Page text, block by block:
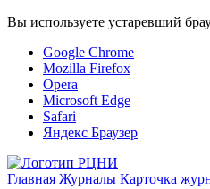
Вы используете устаревший
Google Chrome
Mozilla Firefox
Opera
Microsoft Edge
Safari
Яндекс Браузер
Главная Журналы Карточка